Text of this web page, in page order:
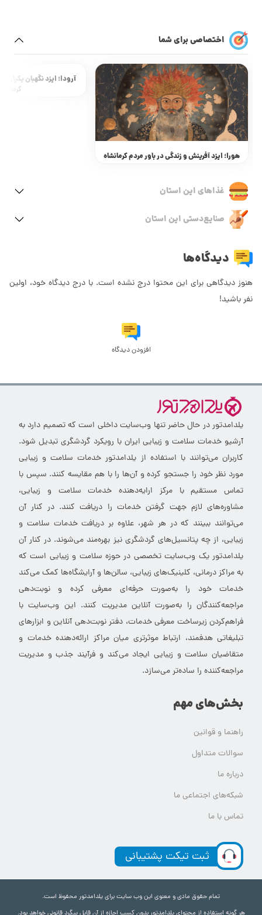
اختصاصی برای شما
هورا؛ ایزد آفرینش و زندگی در باور مردم کرمانشاه
آرودا؛ ایزد نگهبان
غذاهای این استان
صنایع‌دستی این استان
دیدگاه‌ها
هنوز دیدگاهی برای این محتوا درج نشده است. با درج دیدگاه خود، اولین
نفر باشید!
افزودن دیدگاه
یلدامدتور در حال حاضر تنها وب‌سایت داخلی است که تصمیم دارد به
آرشیو خدمات سلامت و زیبایی ایران با رویکرد گردشگری تبدیل شود.
کاربران می‌توانند با استفاده از یلدامدتور خدمات سلامت و زیبایی
مورد نظر خود را جستجو کرده و آن‌ها را با هم مقایسه کنند. سپس با
تماس مستقیم با مرکز ارایه‌دهنده خدمات سلامت و زیبایی،
مشاوره‌های لازم جهت گرفتن خدمات را دریافت کنند. در کنار آن
می‌توانند ببینند که در هر شهر، علاوه بر دریافت خدمات سلامت و
زیبایی، از چه پتانسیل‌های گردشگری نیز بهره‌مند می‌شوند. در کنار آن
یلدامدتور یک وب‌سایت تخصصی در حوزه سلامت و زیبایی است که
به مراکز درمانی، کلینیک‌های زیبایی، سالن‌ها و آرایشگاه‌ها کمک می‌کند
خدمات خود را به‌صورت حرفه‌ای معرفی کرده و نوبت‌دهی
مراجعه‌کنندگان را به‌صورت آنلاین مدیریت کنند. این وب‌سایت با
فراهم‌کردن زیرساخت معرفی خدمات، دفتر نوبت‌دهی آنلاین و ابزارهای
تبلیغاتی هدفمند، ارتباط موثرتری میان مراکز ارائه‌دهنده خدمات و
متقاضیان سلامت و زیبایی ایجاد می‌کند و فرآیند جذب و مدیریت
مراجعه‌کننده را ساده‌تر می‌سازد.
بخش‌های مهم
راهنما و قوانین
سوالات متداول
درباره ما
شبکه‌های اجتماعی ما
تماس با ما
ثبت تیکت پشتیبانی
تمام حقوق مادی و معنوی این وب سایت برای یلدامدتور محفوظ است.